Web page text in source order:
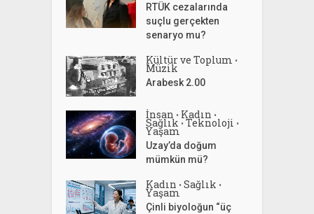
RTÜK cezalarında
suçlu gerçekten
senaryo mu?
Kültür ve Toplum •
Müzik
Arabesk 2.00
İnsan • Kadın •
Sağlık • Teknoloji •
Yaşam
Uzay’da doğum
mümkün mü?
Kadın • Sağlık •
Yaşam
Çinli biyoloğun “üç